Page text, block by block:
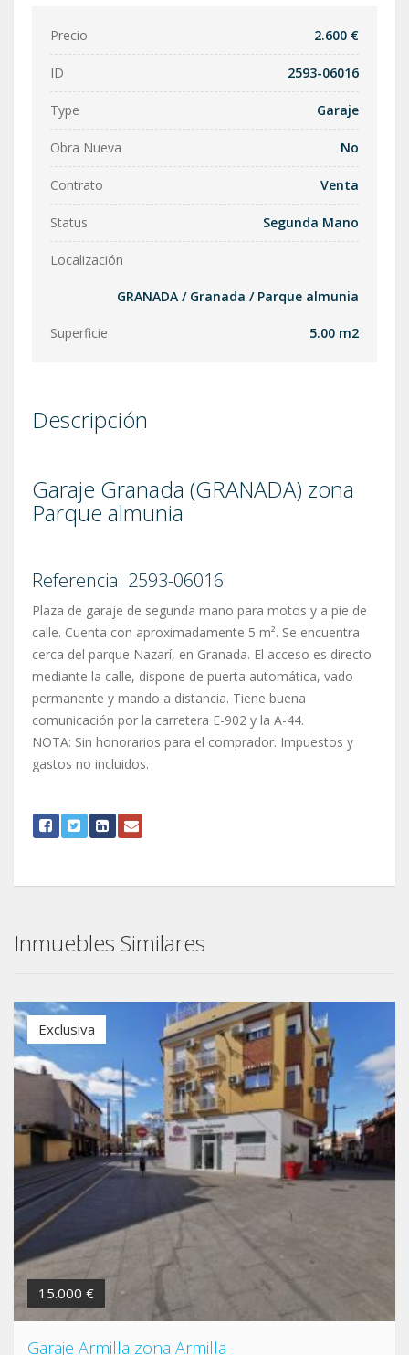
Precio 2.600 €
ID 2593-06016
Type Garaje
Obra Nueva No
Contrato Venta
Status Segunda Mano
Localización
GRANADA / Granada / Parque almunia
Superficie 5.00 m2
Descripción
Garaje Granada (GRANADA) zona
Parque almunia
Referencia: 2593-06016
Plaza de garaje de segunda mano para motos y a pie de
calle. Cuenta con aproximadamente 5 m². Se encuentra
cerca del parque Nazarí, en Granada. El acceso es directo
mediante la calle, dispone de puerta automática, vado
permanente y mando a distancia. Tiene buena
comunicación por la carretera E-902 y la A-44.
NOTA: Sin honorarios para el comprador. Impuestos y
gastos no incluidos.
Inmuebles Similares
15.000 €
Exclusiva
Garaje Armilla zona Armilla